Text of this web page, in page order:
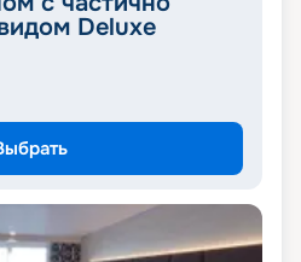
Deluxe